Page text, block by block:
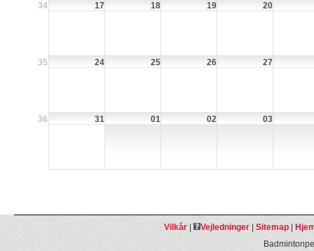
34 17 18 19 20
35 24 25 26 27
36 31 01 02 03
Vilkår| Vejledninger| Sitemap|